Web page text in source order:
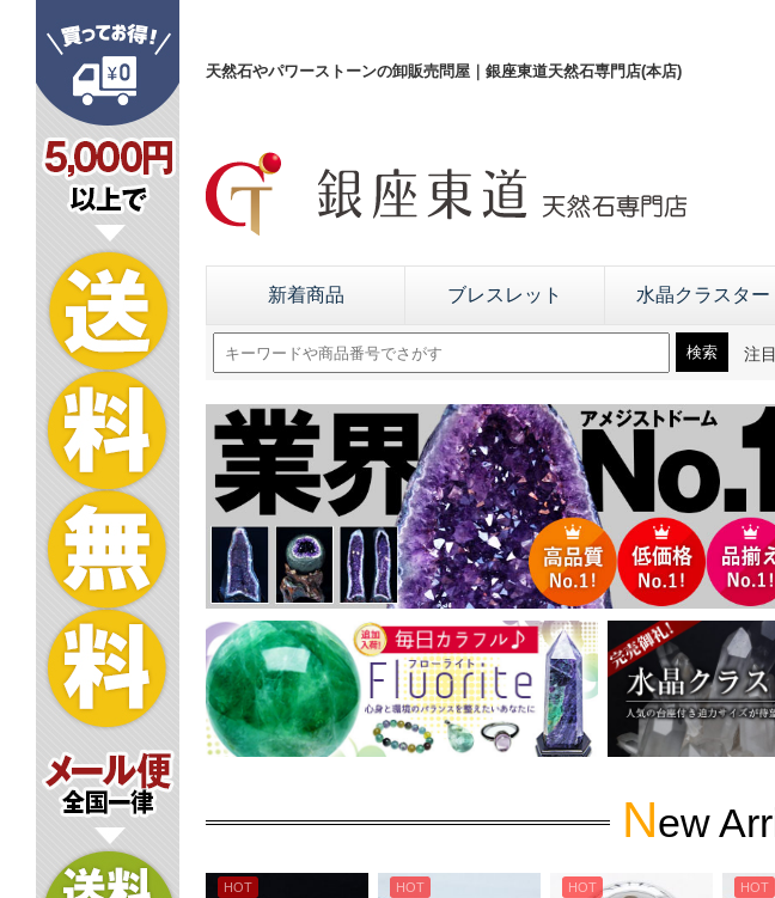
天然石やパワーストーンの卸販売問屋｜銀座東道天然石専門店(本店)
新着商品 ブレスレット 水晶クラスター
注